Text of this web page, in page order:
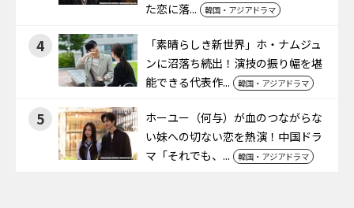
た恋に落...
韓国・アジアドラマ
4
「素晴らしき新世界」ホ・ナムジュ
ンに沼落ち続出！演技の振り幅を堪
能できる代表作...
韓国・アジアドラマ
5
ホーユー（何与）が血のつながらな
い妹への切ない恋を熱演！中国ドラ
マ「それでも、...
韓国・アジアドラマ